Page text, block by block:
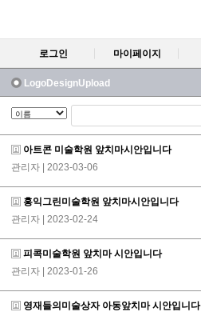
로그인 마이페이지
LogoDesignUpload
아트콘 미술학원 앞치마시안입니다
관리자 | 2023-03-06
홍익그린미술학원 앞치마시안입니다
관리자 | 2023-02-24
피콕미술학원 앞치마 시안입니다
관리자 | 2023-01-26
영재들의미술상자 아동앞치마 시안입니다